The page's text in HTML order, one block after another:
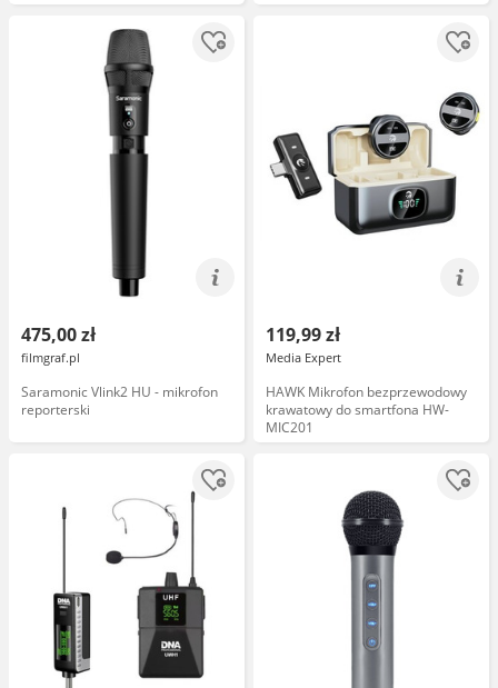
475,00 zł
filmgraf.pl
Saramonic Vlink2 HU - mikrofon
reporterski
119,99 zł
Media Expert
HAWK Mikrofon bezprzewodowy
krawatowy do smartfona HW-
MIC201